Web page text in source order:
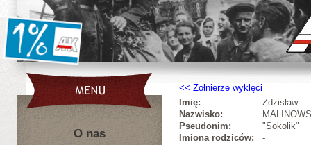
O nas
Żołnierze wyklęci
Imię:
Zdzisław
Nazwisko:
Pseudonim:
"Sokolik"
Imiona rodziców:
-